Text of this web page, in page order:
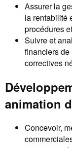
Assurer la
la rentabilité
procédures
Suivre et
financiers
correctives
animation
Concevoir,